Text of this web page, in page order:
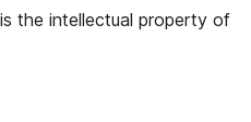
the intellectual property of